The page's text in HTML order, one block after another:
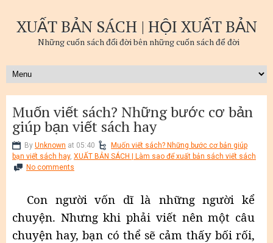
XUẤT BẢN SÁCH | HỘI XUẤT BẢN
Những cuốn sách đổi đời bên những cuốn sách để đời
Muốn viết sách? Những bước cơ bản
giúp bạn viết sách hay
By Unknown at 05:40
Muốn viết sách? Những bước cơ bản giúp
bạn viết sách hay, XUẤT BẢN SÁCH | Làm sao để xuất bản sách viết sách
No comments
Con người vốn dĩ là những người kể
chuyện. Nhưng khi phải viết nên một câu
chuyện hay, bạn có thể sẽ cảm thấy bối rối,